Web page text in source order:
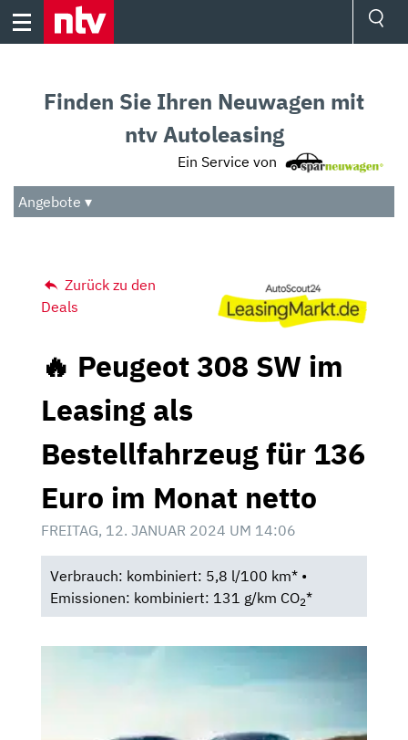
Skip
Audio
Das Beste
Finden Sie Ihren Neuwagen mit
ntv Autoleasing
Ein Service von
Angebote ▾
Zurück zu den
Deals
🔥 Peugeot 308 SW im
Leasing als
Bestellfahrzeug für 136
Euro im Monat netto
FREITAG, 12. JANUAR 2024 UM 14:06
Verbrauch: kombiniert: 5,8 l/100 km* •
Emissionen: kombiniert: 131 g/km CO2*